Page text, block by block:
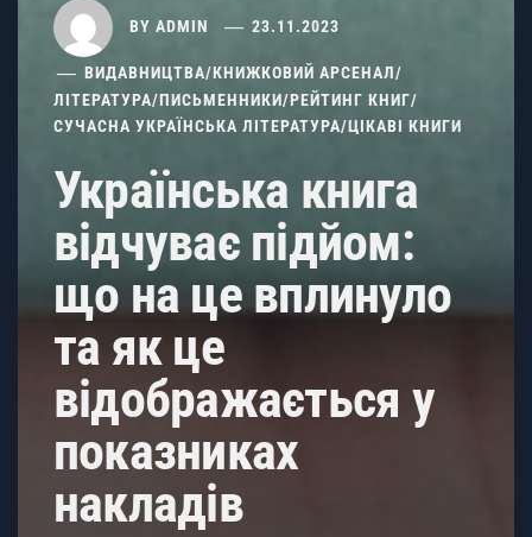
BY ADMIN 23.11.2023
ВИДАВНИЦТВА/КНИЖКОВИЙ АРСЕНАЛ/
ЛІТЕРАТУРА/ПИСЬМЕННИКИ/РЕЙТИНГ КНИГ/
СУЧАСНА УКРАЇНСЬКА ЛІТЕРАТУРА/ЦІКАВІ КНИГИ
Українська книга
відчуває підйом:
що на це вплинуло
та як це
відображається у
показниках
накладів